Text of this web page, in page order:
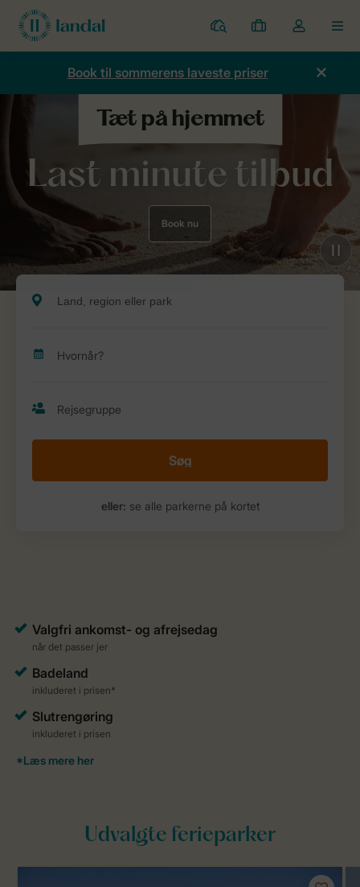
Parker
Mine
bookinger
Toggle
the
Book til sommerens laveste priser
Last minute tilbud
Book nu
Søg
eller: se alle parkerne på kortet